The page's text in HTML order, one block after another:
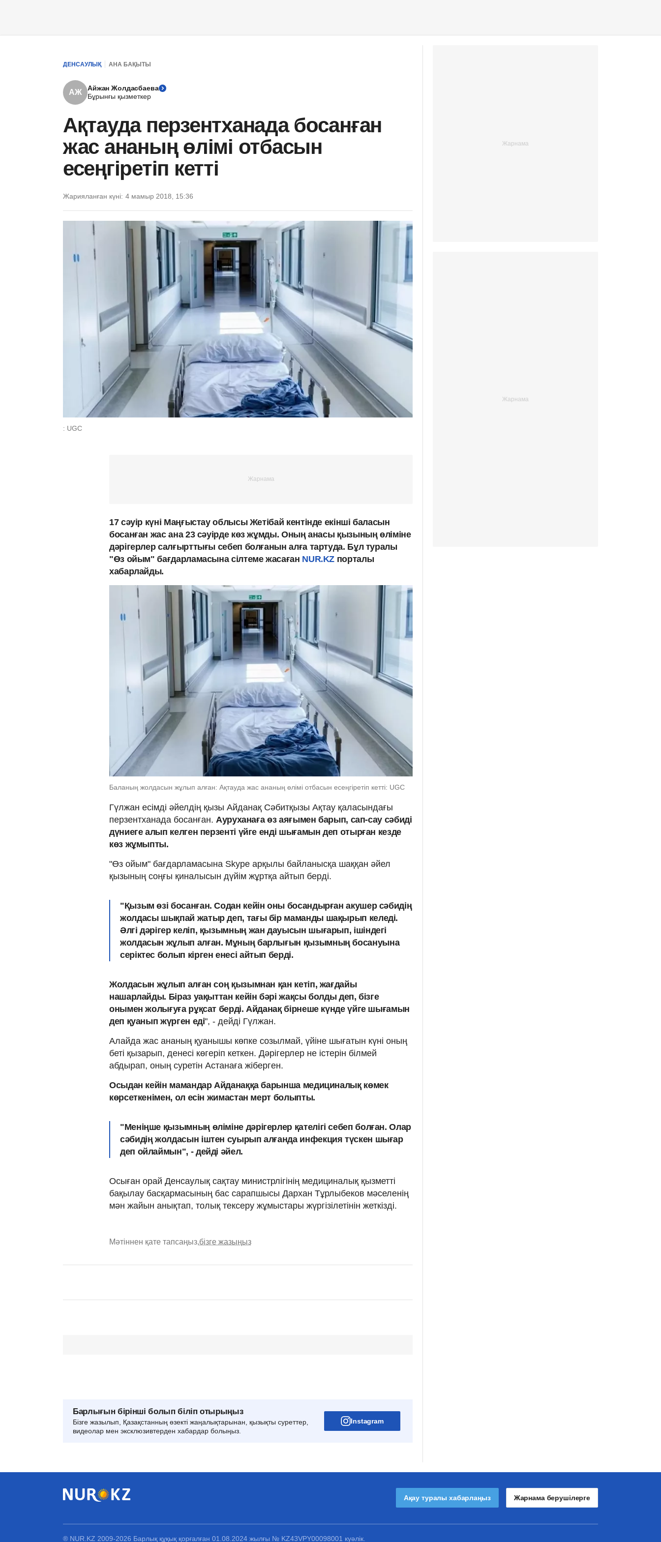
ДЕНСАУЛЫҚ АНА БАҚЫТЫ
АЖ
Айжан Жолдасбаева
Бұрынғы қызметкер
Ақтауда перзентханада босанған
жас ананың өлімі отбасын
есеңгіретіп кетті
Жарияланған күні: 4 мамыр 2018, 15:36
: UGC
17 сәуір күні Маңғыстау облысы Жетібай кентінде екінші баласын
босанған жас ана 23 сәуірде көз жұмды. Оның анасы қызының өліміне
дәрігерлер салғырттығы себеп болғанын алға тартуда. Бұл туралы
"Өз ойым" бағдарламасына сілтеме жасаған NUR.KZ порталы
хабарлайды.
Баланың жолдасын жұлып алған: Ақтауда жас ананың өлімі отбасын есеңгіретіп кетті: UGC
Гүлжан есімді әйелдің қызы Айданақ Сәбитқызы Ақтау қаласындағы
перзентханада босанған. Ауруханаға өз аяғымен барып, сап-сау сәбиді
дүниеге алып келген перзенті үйге енді шығамын деп отырған кезде
көз жұмыпты.
"Өз ойым" бағдарламасына Skype арқылы байланысқа шаққан әйел
қызының соңғы қиналысын дүйім жұртқа айтып берді.
"Қызым өзі босанған. Содан кейін оны босандырған акушер сәбидің
жолдасы шықпай жатыр деп, тағы бір маманды шақырып келеді.
Әлгі дәрігер келіп, қызымның жан дауысын шығарып, ішіндегі
жолдасын жұлып алған. Мұның барлығын қызымның босануына
серіктес болып кірген енесі айтып берді.
Жолдасын жұлып алған соң қызымнан қан кетіп, жағдайы
нашарлайды. Біраз уақыттан кейін бәрі жақсы болды деп, бізге
онымен жолығуға рұқсат берді. Айданақ бірнеше күнде үйге шығамын
деп қуанып жүрген еді", - дейді Гүлжан.
Алайда жас ананың қуанышы көпке созылмай, үйіне шығатын күні оның
беті қызарып, денесі көгеріп кеткен. Дәрігерлер не істерін білмей
абдырап, оның суретін Астанаға жіберген.
Осыдан кейін мамандар Айданаққа барынша медициналық көмек
көрсеткенімен, ол есін жимастан мерт болыпты.
"Меніңше қызымның өліміне дәрігерлер қателігі себеп болған. Олар
сәбидің жолдасын іштен суырып алғанда инфекция түскен шығар
деп ойлаймын", - дейді әйел.
Осыған орай Денсаулық сақтау министрлігінің медициналық қызметті
бақылау басқармасының бас сарапшысы Дархан Тұрлыбеков мәселенің
мән жайын анықтап, толық тексеру жұмыстары жүргізілетінін жеткізді.
Мәтіннен қате тапсаңыз,бізге жазыңыз
Барлығын бірінші болып біліп отырыңыз
Бізге жазылып, Қазақстанның өзекті жаңалықтарынан, қызықты суреттер,
видеолар мен эксклюзивтерден хабардар болыңыз.
Instagram
Ақау туралы хабарлаңыз Жарнама берушілерге
® NUR.KZ 2009-2026 Барлық құқық қорғалған 01.08.2024 жылғы № KZ43VPY00098001 куәлік.